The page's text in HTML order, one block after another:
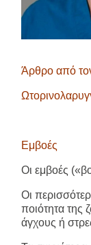
Άρθρο από
Εμβοές
Οι εμβοές
Οι
ποιότητα της
άγχους ή